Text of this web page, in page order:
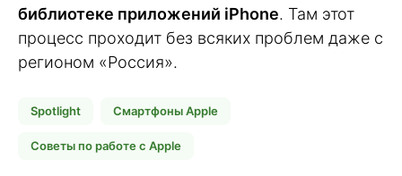
библиотеке приложений iPhone. Там этот
процесс проходит без всяких проблем даже с
регионом «Россия».
Spotlight Смартфоны Apple
Советы по работе с Apple